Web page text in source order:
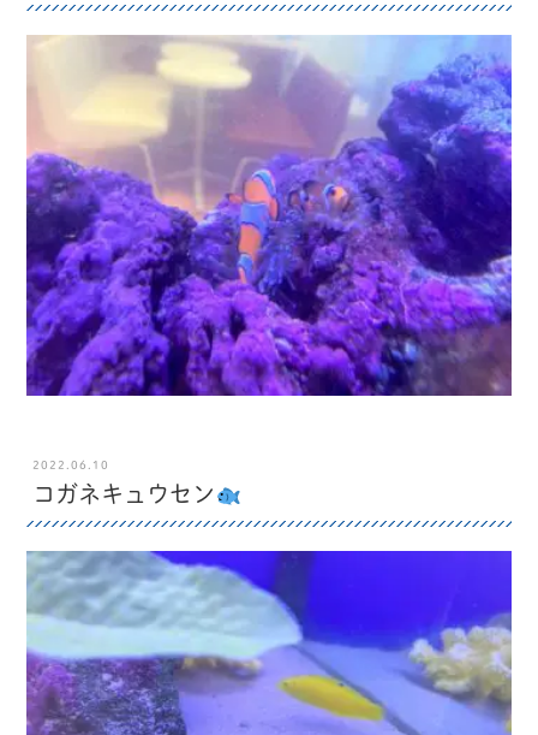
2022.06.10
コガネキュウセン